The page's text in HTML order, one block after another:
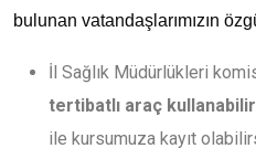
bulunan vatandaşlarımızın
İl Sağlık Müdürlükleri
tertibatlı araç
ile kursumuza kayıt